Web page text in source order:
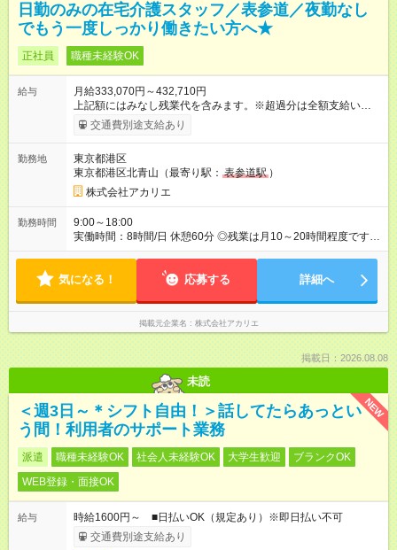
日勤のみの在宅介護スタッフ／表参道／夜勤なし
でもう一度しっかり働きたい方へ★
正社員 職種未経験OK
給与
月給333,070円～432,710円
上記額にはみなし残業代を含みます。※超過分は全額支給いたし
ます。 みなし残業代 42,270円 ～ 54,910円／月 みなし残業時
間 20時間／月 ※資格・経験により記載金額から変動の可能性あ
態、給与は本採用時と同じです。
交通費別途支給あり
勤務地
東京都港区
東京都港区北青山（最寄り駅： 表参道駅 ）
株式会社アカリエ
勤務時間
9:00～18:00
実働時間：8時間/日 休憩60分 ◎残業は月10～20時間程度です！
◎お客様のご依頼により前後する可能性があります。
気になる！ 応募する 詳細へ
掲載元企業名 株式会社アカリエ
掲載日：2026.08.08
未読
NEW
＜週3日～＊シフト自由！＞話してたらあっとい
う間！利用者のサポート業務
派遣 職種未経験OK 社会人未経験OK 大学生歓迎
ブランクOK
WEB登録・面接OK
給与
時給1600円～ ■日払いOK（規定あり）※即日払い不可
交通費別途支給あり